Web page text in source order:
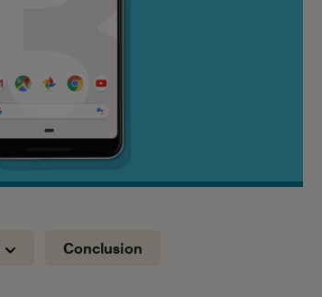
Conclusion